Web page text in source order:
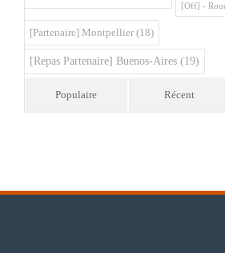
[Off] -
[Partenaire] Montpellier (18)
[Repas Partenaire] Buenos-Aires (19)
Populaire Récent